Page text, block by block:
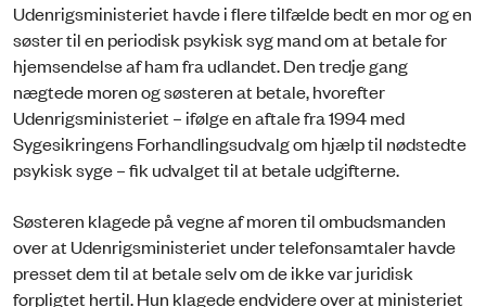
Udenrigsministeriet havde i flere tilfælde bedt en mor og en
søster til en periodisk psykisk syg mand om at betale for
hjemsendelse af ham fra udlandet. Den tredje gang
nægtede moren og søsteren at betale, hvorefter
Udenrigsministeriet – ifølge en aftale fra 1994 med
Sygesikringens Forhandlingsudvalg om hjælp til nødstedte
psykisk syge – fik udvalget til at betale udgifterne.
Søsteren klagede på vegne af moren til ombudsmanden
over at Udenrigsministeriet under telefonsamtaler havde
presset dem til at betale selv om de ikke var juridisk
forpligtet hertil. Hun klagede endvidere over at ministeriet